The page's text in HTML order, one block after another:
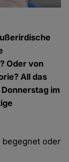
Oder von
All das
im
oder